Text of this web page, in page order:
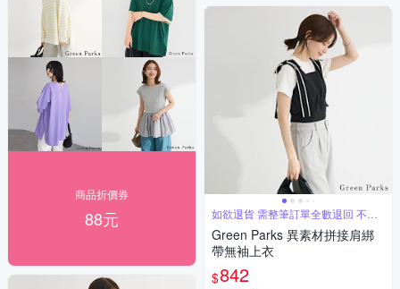
商品折價券
88元 如欲退貨 需整筆訂單全數退回 不能
單退
Green Parks 異素材拼接肩綁
帶無袖上衣
$842